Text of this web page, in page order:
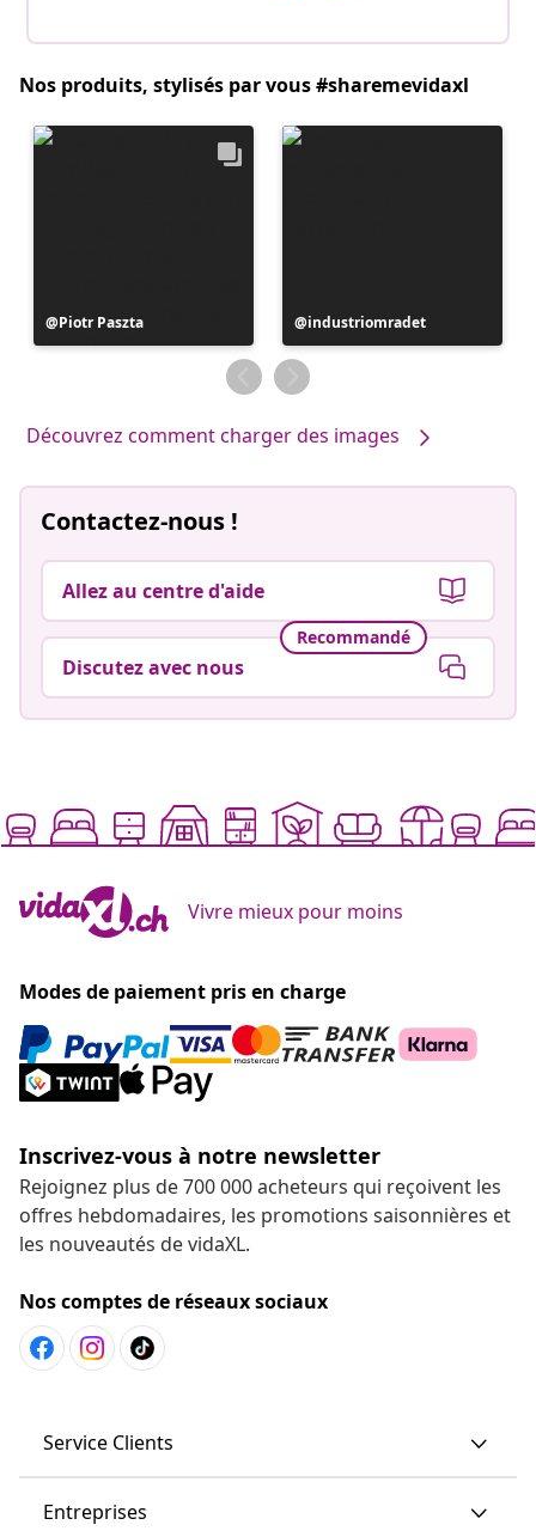
Nos produits, stylisés par vous #sharemevidaxl
Publication
publiée
Piotr Paszta
Publication
publiée
par
industriomradet
Découvrez comment charger des images
Contactez-nous !
Allez au centre d'aide
Recommandé
Discutez avec nous
Vivre mieux pour moins
Modes de paiement pris en charge
Inscrivez-vous à notre newsletter
Rejoignez plus de 700 000 acheteurs qui reçoivent les
offres hebdomadaires, les promotions saisonnières et
les nouveautés de vidaXL.
Nos comptes de réseaux sociaux
Service Clients
Entreprises